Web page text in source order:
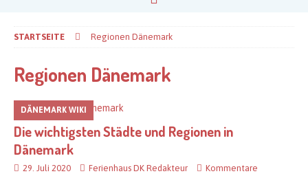
STARTSEITE Regionen Dänemark
Regionen Dänemark
DÄNEMARK WIKI
Die wichtigsten Städte und Regionen in
Dänemark
29. Juli 2020 Ferienhaus DK Redakteur
Kommentare